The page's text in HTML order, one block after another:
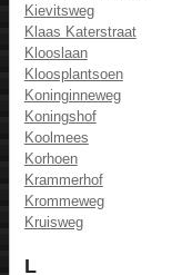
Kievitsweg
Klaas Katerstraat
Klooslaan
Kloosplantsoen
Koninginneweg
Koningshof
Koolmees
Korhoen
Krammerhof
Krommeweg
Kruisweg
L